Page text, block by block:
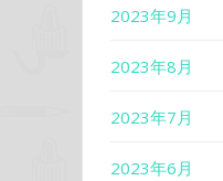
2023年9月
2023年8月
2023年7月
2023年6月